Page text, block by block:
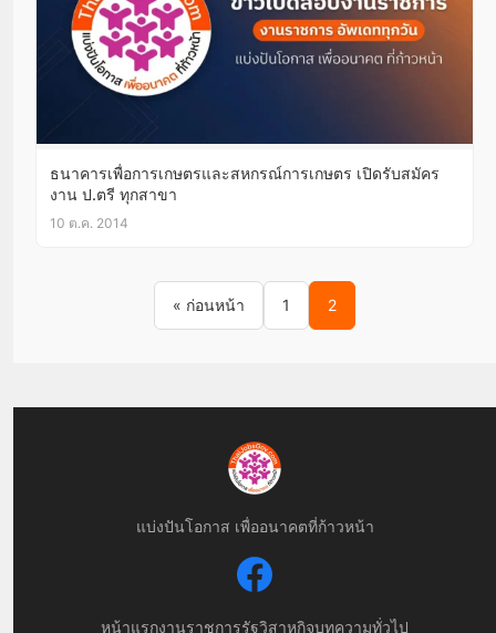
ธนาคารเพื่อการเกษตรและสหกรณ์การเกษตร เปิดรับสมัคร
งาน ป.ตรี ทุกสาขา
10 ต.ค. 2014
Posts pagination
« ก่อนหน้า 1 2
แบ่งปันโอกาส เพื่ออนาคตที่ก้าวหน้า
หน้าแรกงานราชการรัฐวิสาหกิจบทความทั่วไป